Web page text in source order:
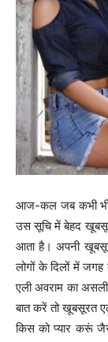
आज-कल जब कभी भी
उस सूचि में बेहद
आता है। अपनी
लोगों के दिलों में
एली अवराम का
बात करें तो खूबसूरत
किस को प्यार करूं